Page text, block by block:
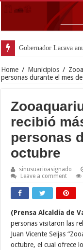
Gobernador Lacava
Home / Municipios /
personas durante el mes
recibió
personas
octubre
sinusuarioasignado
Leave a comment
(Prensa Alcaldía de
personas visitaron las
Juan Vicente Seijas
octubre, el cual ofrece